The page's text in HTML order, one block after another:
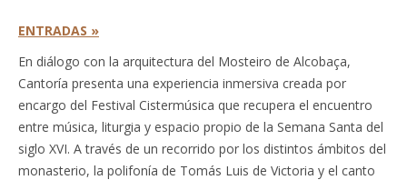
ENTRADAS »
En diálogo con la arquitectura del Mosteiro de Alcobaça,
Cantoría presenta una experiencia inmersiva creada por
encargo del Festival Cistermúsica que recupera el encuentro
entre música, liturgia y espacio propio de la Semana Santa del
siglo XVI. A través de un recorrido por los distintos ámbitos del
monasterio, la polifonía de Tomás Luis de Victoria y el canto